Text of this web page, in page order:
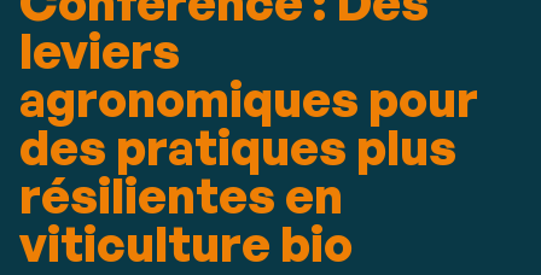
leviers
agronomiques pour
des pratiques plus
résilientes en
viticulture bio